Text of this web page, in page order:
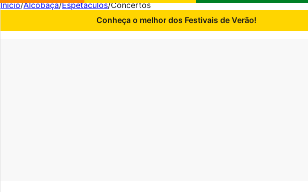
Início/Alcobaça/Espetáculos/Concertos
Conheça o melhor dos Festivais de Verão!